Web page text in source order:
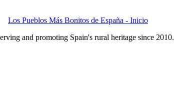
Los Pueblos Más Bonitos de España - Inicio
and promoting Spain's rural heritage since 2010.